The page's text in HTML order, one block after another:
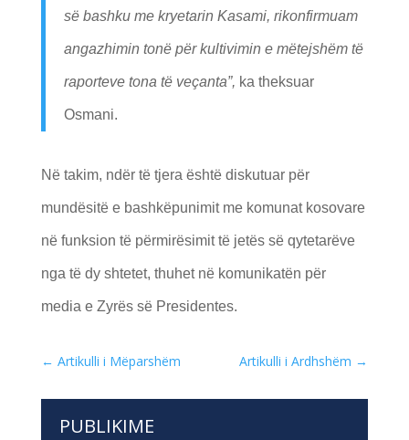
së bashku me kryetarin Kasami, rikonfirmuam
angazhimin tonë për kultivimin e mëtejshëm të
raporteve tona të veçanta”, ka theksuar
Osmani.
Në takim, ndër të tjera është diskutuar për
mundësitë e bashkëpunimit me komunat kosovare
në funksion të përmirësimit të jetës së qytetarëve
nga të dy shtetet, thuhet në komunikatën për
media e Zyrës së Presidentes.
← Artikulli i Mëparshëm Artikulli i Ardhshëm →
PUBLIKIME